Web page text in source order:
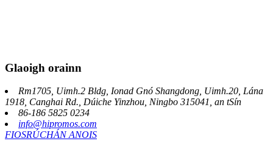
Glaoigh orainn
Rm1705, Uimh.2 Bldg, Ionad Gnó Shangdong, Uimh.20, Lána
1918, Canghai Rd., Dúiche Yinzhou, Ningbo 315041, an tSín
86-186 5825 0234
info@hipromos.com
FIOSRÚCHÁN ANOIS